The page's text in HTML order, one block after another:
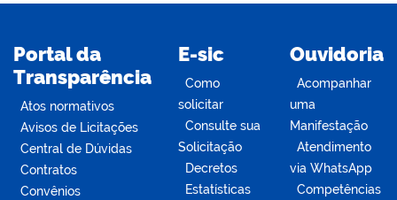
Portal da
Transparência
Atos normativos
Avisos de Licitações
Central de Dúvidas
Contratos
Convênios
E-sic
Como
solicitar
Consulte sua
Solicitação
Decretos
Estatísticas
Ouvidoria
Acompanhar
uma
Manifestação
Atendimento
via WhatsApp
Competências